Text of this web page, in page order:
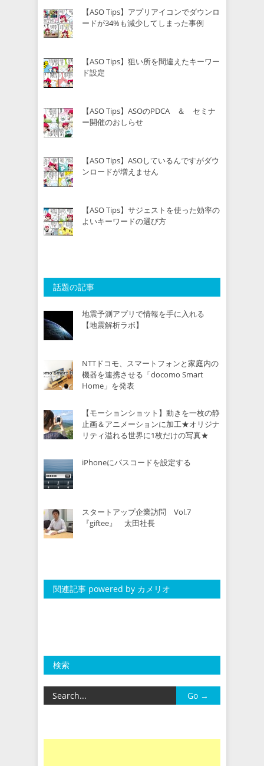
【ASO Tips】アプリアイコンでダウンロ
ードが34%も減少してしまった事例
【ASO Tips】狙い所を間違えたキーワー
ド設定
【ASO Tips】ASOのPDCA ＆ セミナ
ー開催のおしらせ
【ASO Tips】ASOしているんですがダウ
ンロードが増えません
【ASO Tips】サジェストを使った効率の
よいキーワードの選び方
話題の記事
地震予測アプリで情報を手に入れる
【地震解析ラボ】
NTTドコモ、スマートフォンと家庭内の
機器を連携させる「docomo Smart
Home」を発表
【モーションショット】動きを一枚の静
止画＆アニメーションに加工★オリジナ
リティ溢れる世界に1枚だけの写真★
iPhoneにパスコードを設定する
スタートアップ企業訪問 Vol.7
『giftee』 太田社長
関連記事 powered by カメリオ
検索